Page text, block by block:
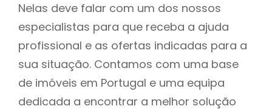
Nelas deve falar com um dos nossos
especialistas para que receba a ajuda
profissional e as ofertas indicadas para a
sua situação. Contamos com uma base
de imóveis em Portugal e uma equipa
dedicada a encontrar a melhor solução